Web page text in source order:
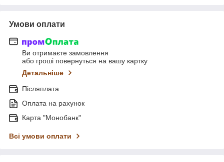
Умови оплати
Ви отримаєте замовлення
або гроші повернуться на вашу картку
Детальніше
Післяплата
Оплата на рахунок
Карта "Монобанк"
Всі умови оплати